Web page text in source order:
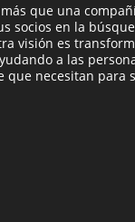
que una
socios en la
visión es
a las
necesitan para